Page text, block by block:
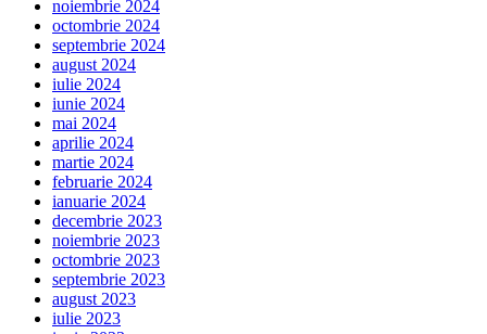
noiembrie 2024
octombrie 2024
septembrie 2024
august 2024
iulie 2024
iunie 2024
mai 2024
aprilie 2024
martie 2024
februarie 2024
ianuarie 2024
decembrie 2023
noiembrie 2023
octombrie 2023
septembrie 2023
august 2023
iulie 2023